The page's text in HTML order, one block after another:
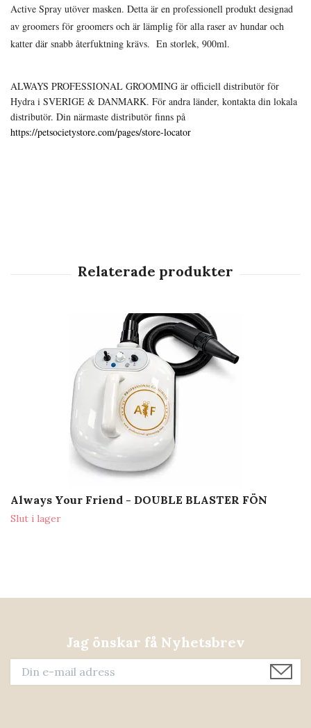
Active Spray utöver masken. Detta är en professionell produkt designad
av groomers för groomers och är lämplig för alla raser av hundar och
katter där snabb återfuktning krävs. En storlek, 900ml.
ALWAYS PROFESSIONAL GROOMING är officiell distributör för
Hydra i SVERIGE & DANMARK. För andra länder, kontakta din lokala
distributör. Din närmaste distributör finns på
https://petsocietystore.com/pages/store-locator
Always Your Friend - DOUBLE BLASTER FÖN
Slut i lager
Jag önskar få Nyhetsbrev